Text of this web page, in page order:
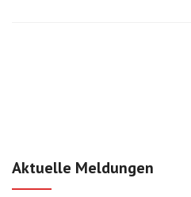
Aktuelle Meldungen